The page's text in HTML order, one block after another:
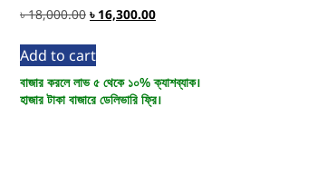
৳18,000.00 ৳ 16,300.00
Add to cart
বাজার করলে লাভ ৫ থেকে ১০% ক্যাশব্যাক।
হাজার টাকা বাজারে ডেলিভারি ফ্রি।